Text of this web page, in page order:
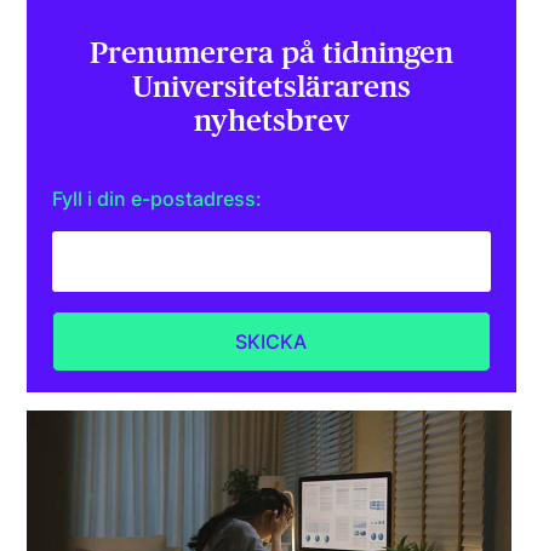
Prenumerera på tidningen
Universitets­lärarens
nyhetsbrev
Fyll i din e-postadress: